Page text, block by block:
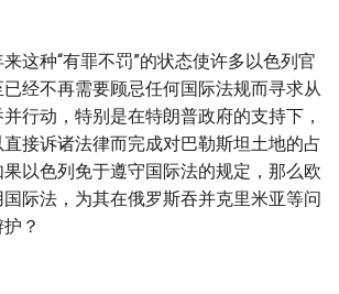
这种“有罪不罚”的状态使许多以色列官
经不再需要顾忌任何国际法规而寻求从
行动，特别是在特朗普政府的支持下，
接诉诸法律而完成对巴勒斯坦土地的占
以色列免于遵守国际法的规定，那么欧
际法，为其在俄罗斯吞并克里米亚等问
？